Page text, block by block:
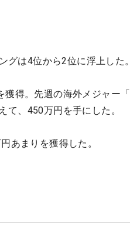
は4位から2位に浮上した。
得。先週の海外メジャー
て、450万円を手にした。
あまりを獲得した。